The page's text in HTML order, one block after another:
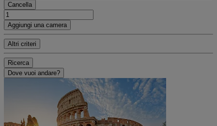
Cancella
Aggiungi una camera
Altri criteri
Ricerca
Dove vuoi andare?